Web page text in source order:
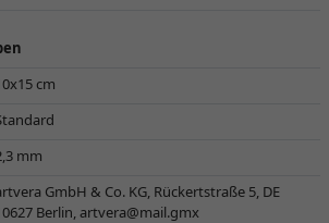
cm
mm
GmbH & Co. KG, Rückertstraße 5, DE
Berlin,artvera@mail.gmx